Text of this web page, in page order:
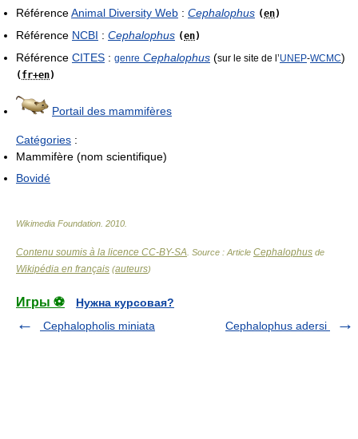
RéférenceAnimal Diversity Web : Cephalophus (en)
Référence NCBI : Cephalophus (en)
Référence CITES : genre Cephalophus (sur le site de l’UNEP-WCMC)
(fr+en)
Portail des mammifères
Catégories :
Mammifère (nom scientifique)
Bovidé
Wikimedia Foundation 2010
Contenu soumis à la licence CC-BY-SA . Source : Article Cephalophus de
Wikipédia en français (auteurs)
Игры ⚽
Нужна курсовая?
Cephalopholis miniata
Cephalophus adersi